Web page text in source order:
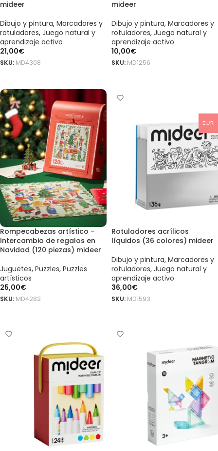
mideer
Dibujo y pintura, Marcadores y
rotuladores, Juego natural y
aprendizaje activo
21,00€
SKU: MD4308
mideer
Dibujo y pintura, Marcadores y
rotuladores, Juego natural y
aprendizaje activo
10,00€
SKU: MD1256
Rompecabezas artístico –
Intercambio de regalos en
Navidad (120 piezas) mideer
Juguetes, Puzzles, Puzzles
artísticos
25,00€
SKU: MD4282
Rotuladores acrílicos
líquidos (36 colores) mideer
Dibujo y pintura, Marcadores y
rotuladores, Juego natural y
aprendizaje activo
36,00€
SKU: MD1593
EUR